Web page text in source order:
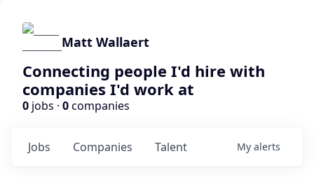
Matt Wallaert
Connecting people I'd hire with
companies I'd work at
0 jobs · 0companies
Jobs Companies Talent My alerts